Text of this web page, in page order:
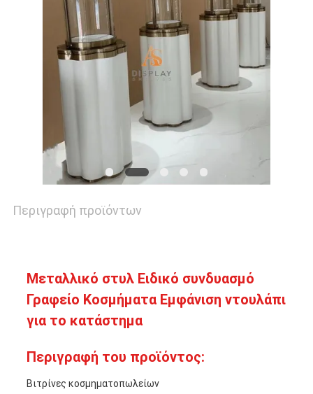
SITEMAP
PRIVACY
POLICY
Περιγραφή προϊόντων
Μεταλλικό στυλ Ειδικό συνδυασμό
Γραφείο Κοσμήματα Εμφάνιση ντουλάπι
για το κατάστημα
Περιγραφή του προϊόντος:
Βιτρίνες κοσμηματοπωλείων